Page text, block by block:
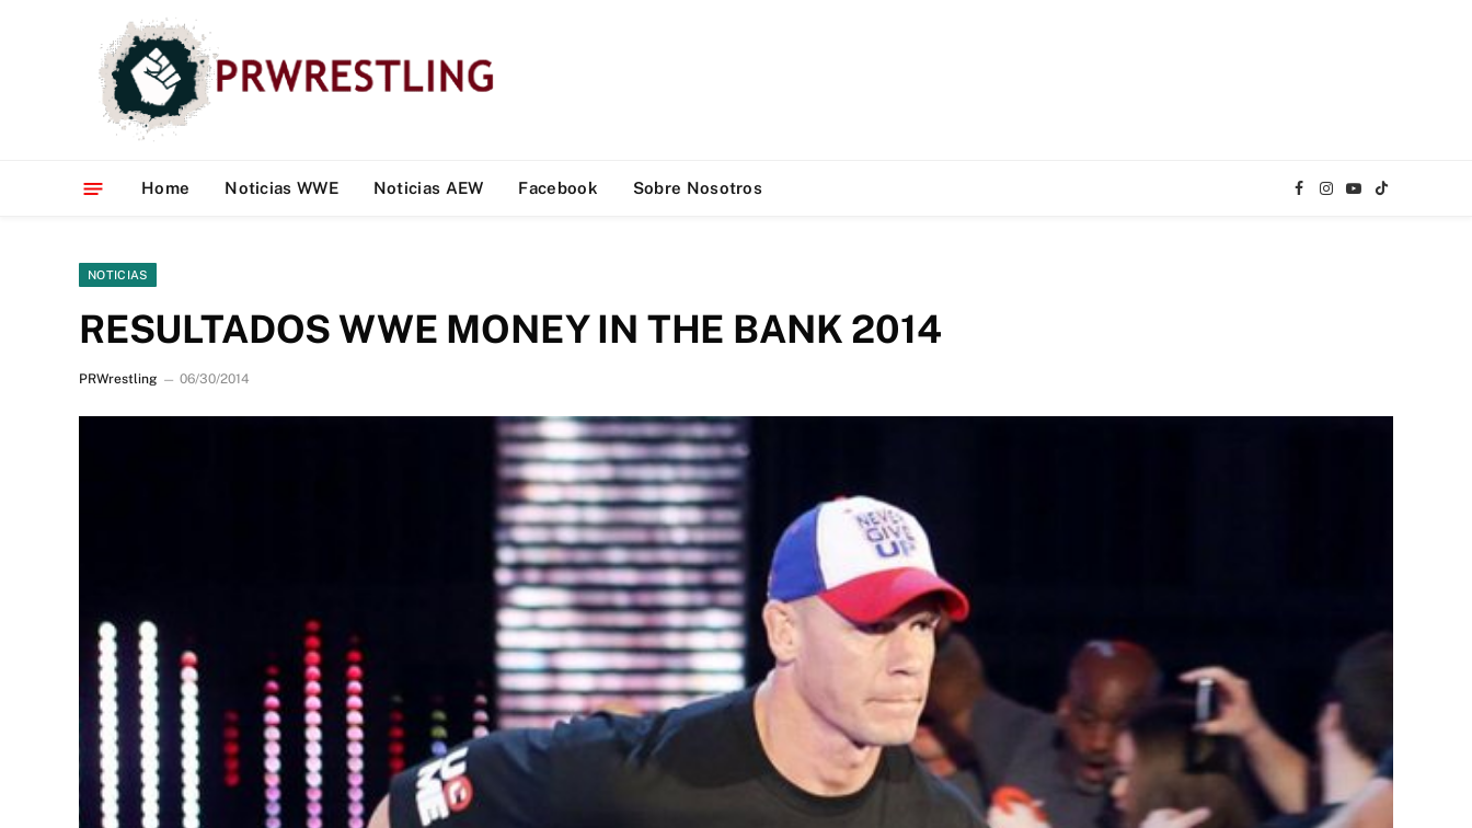
Home Noticias WWE Noticias AEW Facebook Sobre Nosotros
Facebook
Instagram
YouTube
TikTok
NOTICIAS
RESULTADOS WWE MONEY IN THE BANK 2014
PRWrestling 06/30/2014